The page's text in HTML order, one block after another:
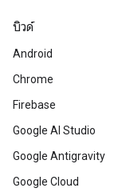
บิวด์
Android
Chrome
Firebase
Google AI Studio
Google Antigravity
Google Cloud